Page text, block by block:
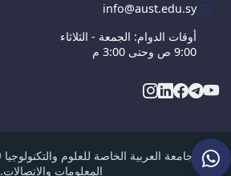
info@aust.edu.sy
أوقات الدوام: الجمعة - الثلاثاء
9:00 ص وحتى 3:00 م
المعلومات والاتصالات.